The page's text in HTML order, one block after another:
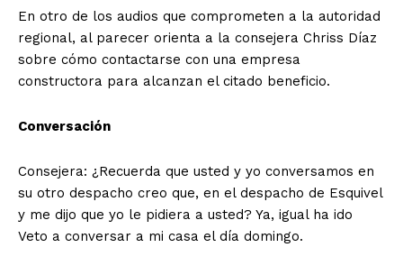
En otro de los audios que comprometen a la autoridad
regional, al parecer orienta a la consejera Chriss Díaz
sobre cómo contactarse con una empresa
constructora para alcanzan el citado beneficio.
Conversación
Consejera: ¿Recuerda que usted y yo conversamos en
su otro despacho creo que, en el despacho de Esquivel
y me dijo que yo le pidiera a usted? Ya, igual ha ido
Veto a conversar a mi casa el día domingo.